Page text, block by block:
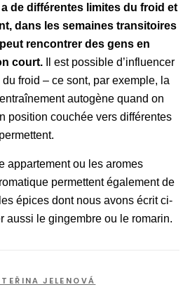
de différentes limites du froid et
dans les semaines transitoires
rencontrer des gens en
court. Il est possible d’influencer
froid – ce sont, par exemple, la
autogène quand on
position couchée vers différentes
appartement ou les aromes
permettent également de
épices dont nous avons écrit ci-
aussi le gingembre ou le romarin.
JELENOVÁ